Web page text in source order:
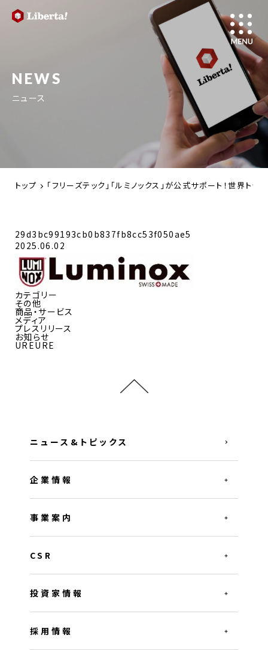
NEWS
ニュース
トップ 「フリーズテック」「ルミノックス」が公式サポート！世界
29d3bc99193cb0b837fb8cc53f050ae5
2025.06.02
カテゴリー
その他
商品・サービス
メディア
プレスリリース
お知らせ
UREURE
ニュース&トピックス
企業情報
事業案内
CSR
投資家情報
採用情報